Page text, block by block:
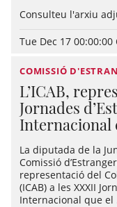
Consulteu l'arxiu
Tue Dec 17 00:00:00
COMISSIÓ
L’ICAB,
Jornades
Internacional
La diputada de la
Comissió
representació del
(ICAB) a les XXXII
Internacional que el